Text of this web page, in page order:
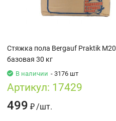
Стяжка пола Bergauf Praktik
базовая 30 кг
В наличии - 3176 шт
Артикул: 17429
499 ₽ /шт.